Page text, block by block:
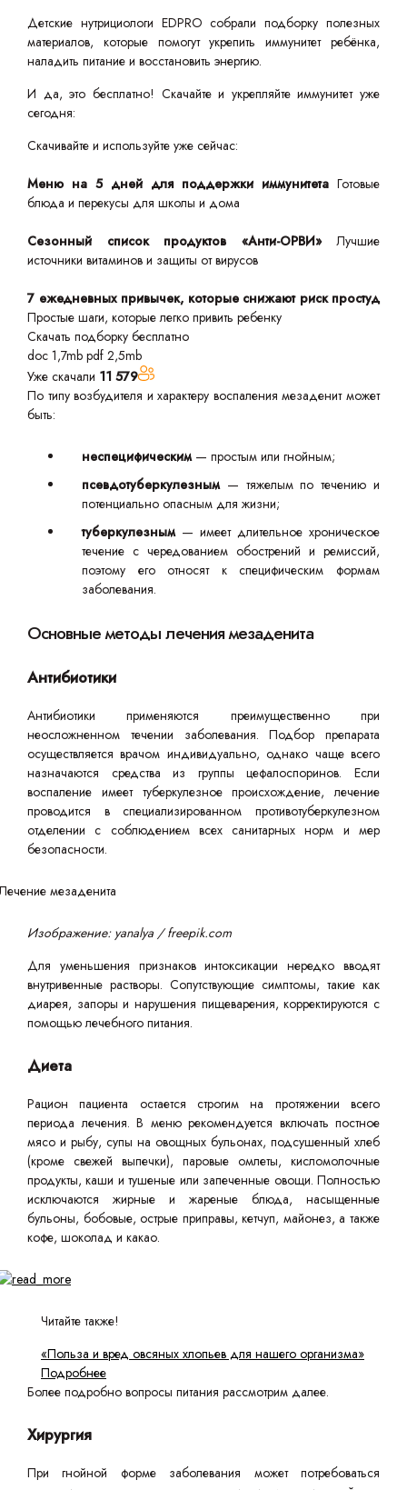
Детские нутрициологи EDPRO собрали подборку полезных
материалов, которые помогут укрепить иммунитет ребёнка,
наладить питание и восстановить энергию.
И да, это бесплатно! Скачайте и укрепляйте иммунитет уже
сегодня:
Скачивайте и используйте уже сейчас:
Меню на 5 дней для поддержки иммунитета Готовые
блюда и перекусы для школы и дома
Сезонный список продуктов «Анти-ОРВИ»
Лучшие
источники витаминов и защиты от вирусов
7 ежедневных привычек, которые снижают риск простуд
Простые шаги, которые легко привить ребенку
Скачать подборку бесплатно
doc 1,7mb pdf 2,5mb
Уже скачали 11 579
По типу возбудителя и характеру воспаления мезаденит может
быть:
неспецифическим— простым или гнойным;
псевдотуберкулезным— тяжелым по течению и
потенциально опасным для жизни;
туберкулезным— имеет длительное хроническое
течение с чередованием обострений и ремиссий,
поэтому его относят к специфическим формам
заболевания.
Основные методы лечения мезаденита
Антибиотики
Антибиотики применяются преимущественно при
неосложненном течении заболевания. Подбор препарата
осуществляется врачом индивидуально, однако чаще всего
назначаются средства из группы цефалоспоринов. Если
воспаление имеет туберкулезное происхождение, лечение
проводится в специализированном противотуберкулезном
отделении с соблюдением всех санитарных норм и мер
безопасности.
Изображение: yanalya / freepik.com
Для уменьшения признаков интоксикации нередко вводят
внутривенные растворы. Сопутствующие симптомы, такие как
диарея, запоры и нарушения пищеварения, корректируются с
помощью лечебного питания.
Диета
Рацион пациента остается строгим на протяжении всего
периода лечения. В меню рекомендуется включать постное
мясо и рыбу, супы на овощных бульонах, подсушенный хлеб
(кроме свежей выпечки), паровые омлеты, кисломолочные
продукты, каши и тушеные или запеченные овощи. Полностью
исключаются жирные и жареные блюда, насыщенные
бульоны, бобовые, острые приправы, кетчуп, майонез, а также
кофе, шоколад и какао.
Читайте также!
«Польза и вред овсяных хлопьев для нашего организма»
Подробнее
Более подробно вопросы питания рассмотрим далее.
Хирургия
При гнойной форме заболевания может потребоваться